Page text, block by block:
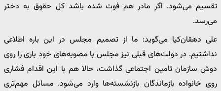
تقسیم می‌شود. اگر مادر هم فوت شده باشد کل حقوق به دختر
می‌رسد.
علی دهقان‌کیا می‌گوید: ما از تصمیم مجلس در این باره اطلاعی
نداشتیم. در دولت‌های قبلی نیز مجلس با مصوبه‌های خود باری را روی
دوش سازمان تامین اجتماعی گذاشت، حالا هم با این اقدام فشاری
روی خانواده بازماندگان بازنشسته‌ها وارد می‌شود. مسائل مهم‌تری